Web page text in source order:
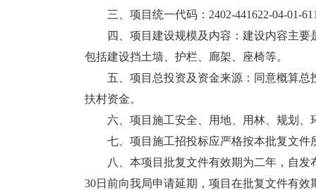
三、项目统一代码：2402-441622-04-01-
四、项目建设规模及内容：建设内容主要
包括建设挡土墙、护栏、廊架、座椅等。
五、项目总投资及资金来源：同意概算总
扶村资金。
六、项目施工安全、用地、用林、规划、
七、项目施工招投标应严格按本批复文件
八、本项目批复文件有效期为二年，自发
30日前向我局申请延期，项目在批复文件有